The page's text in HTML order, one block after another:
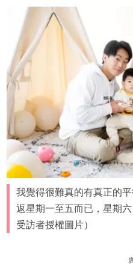
我覺得很難真的有真正的
返星期一至五而已，星期
受訪者授權圖片）